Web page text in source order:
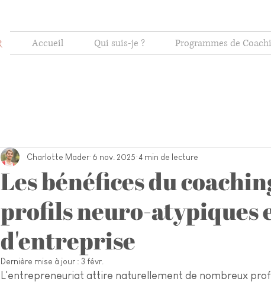
Accueil Qui suis-je ? Programmes de
Les bénéfices du
profils neuro-atypiques
d'entreprise
Charlotte Mader 6 nov. 2025 4 min de lecture
Dernière mise à jour : 3 févr.
L'entrepreneuriat attire naturellement de nombreux